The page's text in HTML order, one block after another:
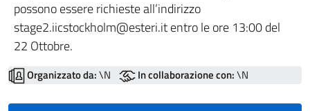
possono essere richieste all’indirizzo
stage2.iicstockholm@esteri.it entro le ore 13:00 del
22 Ottobre.
Organizzato da:\N In collaborazione con:\N